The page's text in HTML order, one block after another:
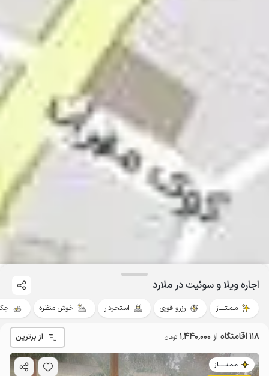
اجاره ویلا و سوئیت در ملارد
مـمـتــــاز رزرو فوری استخردار خوش منظره
118 اقامتگاه از 1٬440٬000 تومان از برترین
مـمـتــــــاز